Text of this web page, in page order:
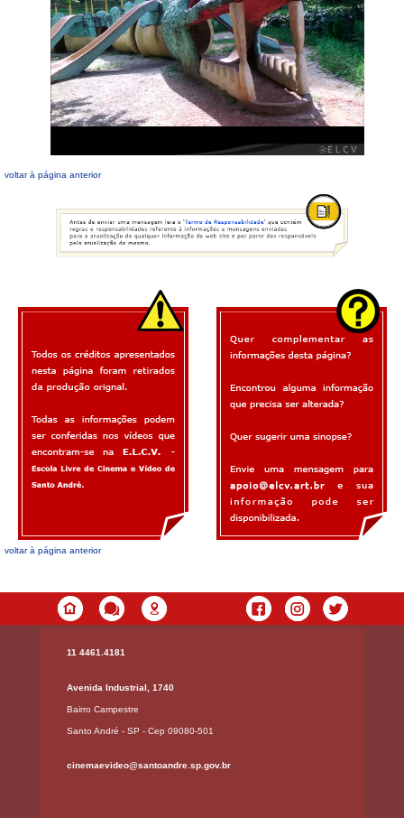
voltar à página anterior
voltar à página anterior
11 4461.4181
Avenida Industrial, 1740
Bairro Campestre
Santo André - SP - Cep 09080-501
cinemaevideo@santoandre.sp.gov.br